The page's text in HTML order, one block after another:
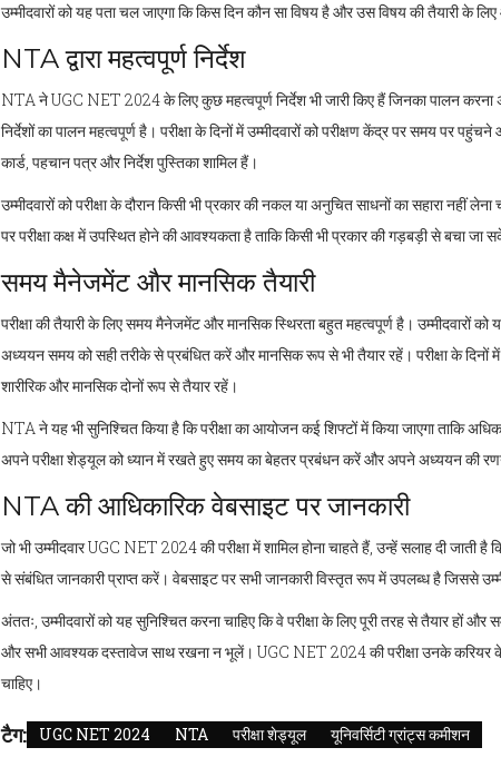
उम्मीदवारों को यह पता चल जाएगा कि किस दिन कौन सा विषय है और उस विषय की तैयारी के
NTA द्वारा महत्वपूर्ण निर्देश
NTA ने UGC NET 2024 के लिए कुछ महत्वपूर्ण निर्देश भी जारी किए हैं जिनका पालन करना
निर्देशों का पालन महत्वपूर्ण है। परीक्षा के दिनों में उम्मीदवारों को परीक्षण केंद्र पर समय
कार्ड, पहचान पत्र और निर्देश पुस्तिका शामिल हैं।
उम्मीदवारों को परीक्षा के दौरान किसी भी प्रकार की नकल या अनुचित साधनों का सहारा नहीं
पर परीक्षा कक्ष में उपस्थित होने की आवश्यकता है ताकि किसी भी प्रकार की गड़बड़ी से बचा जा
समय मैनेजमेंट और मानसिक तैयारी
परीक्षा की तैयारी के लिए समय मैनेजमेंट और मानसिक स्थिरता बहुत महत्वपूर्ण है। उम्मीदवारों
अध्ययन समय को सही तरीके से प्रबंधित करें और मानसिक रूप से भी तैयार रहें। परीक्षा के दिनों में
शारीरिक और मानसिक दोनों रूप से तैयार रहें।
NTA ने यह भी सुनिश्चित किया है कि परीक्षा का आयोजन कई शिफ्टों में किया जाएगा ताकि
अपने परीक्षा शेड्यूल को ध्यान में रखते हुए समय का बेहतर प्रबंधन करें और अपने अध्ययन की
NTA की आधिकारिक वेबसाइट पर जानकारी
जो भी उम्मीदवार UGC NET 2024 की परीक्षा में शामिल होना चाहते हैं, उन्हें सलाह दी
से संबंधित जानकारी प्राप्त करें। वेबसाइट पर सभी जानकारी विस्तृत रूप में उपलब्ध है जिससे
अंततः, उम्मीदवारों को यह सुनिश्चित करना चाहिए कि वे परीक्षा के लिए पूरी तरह से तैयार हों
और सभी आवश्यक दस्तावेज साथ रखना न भूलें। UGC NET 2024 की परीक्षा उनके करियर के
चाहिए।
टैग: UGC NET 2024 NTA परीक्षा शेड्यूल यूनिवर्सिटी ग्रांट्स कमीशन